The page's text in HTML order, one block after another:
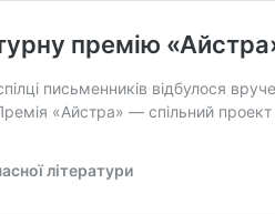
премію
письменників відбулося
«Айстра» — спільний
літератури